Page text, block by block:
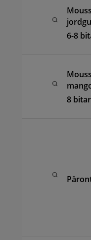
6-8
8 bitar